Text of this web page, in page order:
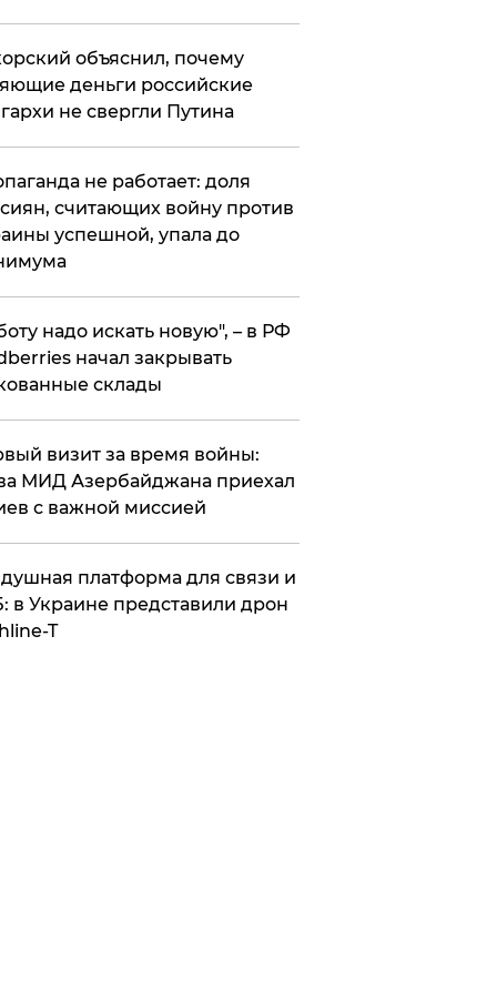
объяснил, почему
деньги российские
не свергли Путина
не работает: доля
считающих войну против
успешной, упала до
надо искать новую", – в РФ
начал закрывать
склады
визит за время войны:
МИД Азербайджана приехал
с важной миссией
платформа для связи и
в Украине представили дрон
T